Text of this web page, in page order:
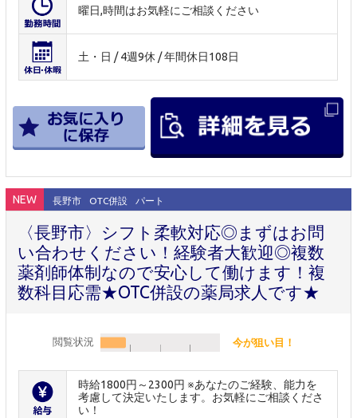
曜日,時間はお気軽にご相談ください
土・日 / 4週9休 / 年間休日108日
NEW 長野市 OTC併設 パート
〈長野市〉シフト柔軟対応◎まずはお問
い合わせください！経験者大歓迎◎複数
薬剤師体制なので安心して働けます！複
数科目応需★OTC併設の薬局求人です★
閲覧状況 今が狙い目！
時給1800円～2300円 ※あなたのご経験、能力を
考慮して決定いたします。お気軽にご相談くださ
い！